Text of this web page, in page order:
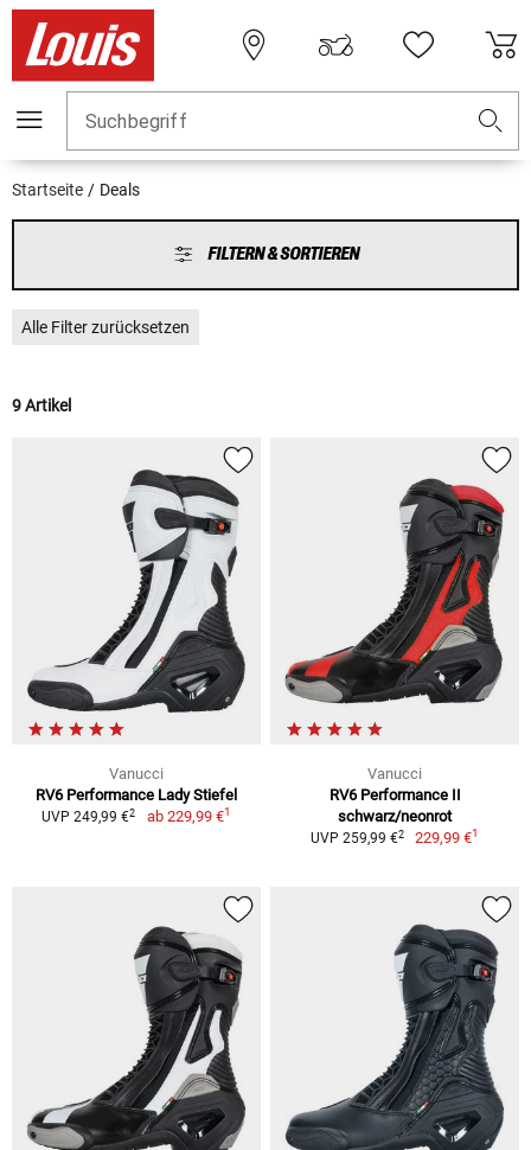
Suchbegriff
Startseite Deals
FILTERN & SORTIEREN
Alle Filter zurücksetzen
9 Artikel
Vanucci
RV6 Performance Lady Stiefel
UVP 249,99 €2 ab 229,99 €1
Vanucci
RV6 Performance II
schwarz/neonrot
UVP 259,99 €2 229,99 €1